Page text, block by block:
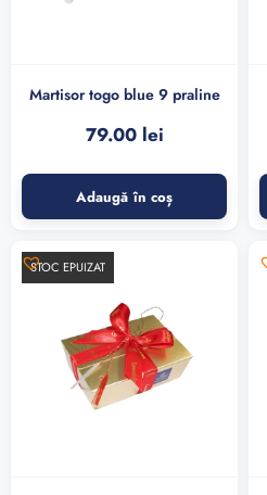
Martisor togo blue 9 praline
79.00 lei
Adaugă în coș
STOC EPUIZAT